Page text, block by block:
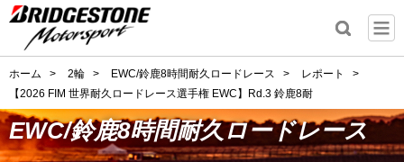
ホーム > 2輪 > EWC/鈴鹿8時間耐久ロードレース > レポート
>
【2026 FIM 世界耐久ロードレース選手権 EWC】Rd.3 鈴鹿8耐
EWC/鈴鹿8時間耐久ロードレース